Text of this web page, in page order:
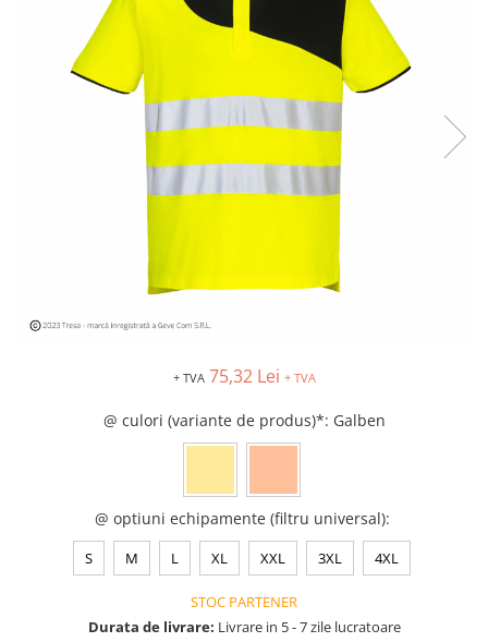
Costume | Combinezoane
Impermeabile
Pantaloni Impermeabili
Pelerine | Jachete Impermeabile
Imbracaminte TERMOIZOLANTĂ
Jachete Termoizolante
Costume | Combinezoane
Veste Termoizolante
(HI-VIS)
Jachete reflectorizante (HI-VIS)
Costume reflectorizante (HI-VIS)
Veste reflectorizante (HI-VIS)
Tricouri si bluze reflectorizante (HI-
Fesuri, capisoane si sepci
reflectorizante (HI-VIS)
+ TVA 75,32 Lei + TVA
@ culori (variante de produs)*: Galben
@ optiuni echipamente (filtru universal):
S M L XL XXL 3XL 4XL
STOC PARTENER
Durata de livrare: Livrare in 5 - 7 zile lucratoare